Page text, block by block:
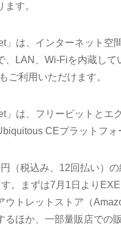
ます。
」は、インターネット空
、LAN、Wi-Fiを内蔵し
ご利用いただけます。
」は、フリービットと
CEプラットフォ
（税込み、12回払い）
。まずは7月1日より
ウトレットストア（
るほか、一部量販店での